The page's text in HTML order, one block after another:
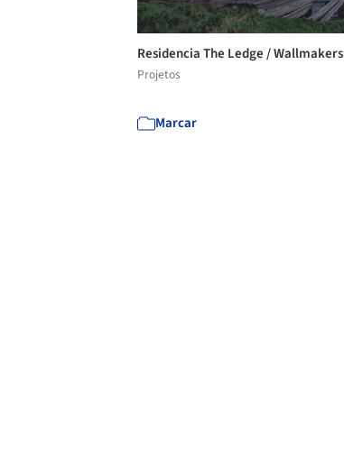
Residencia The Ledge / Wallmakers
Projetos
Marcar